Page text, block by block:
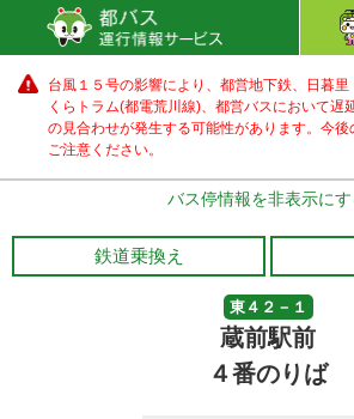
台風１５号の影響により、都営地下鉄、日暮
くらトラム(都電荒川線)、都営バスにおいて遅
の見合わせが発生する可能性があります。 今後
ご注意ください。
バス停情報を非表示にす
鉄道乗換え
東４２－１
蔵前駅前
４番のりば